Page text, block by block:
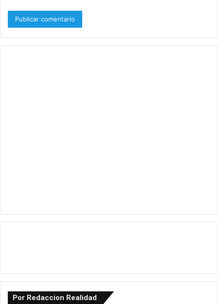
Por Redaccion Realidad